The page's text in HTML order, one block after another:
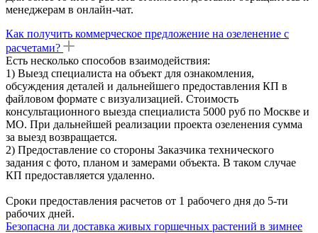
менеджерам в онлайн-чат.
Как получить коммерческое предложение на озеленение с
расчетами?
Есть несколько способов взаимодействия:
1) Выезд специалиста на объект для ознакомления,
обсуждения деталей и дальнейшего предоставления КП в
файловом формате с визуализацией. Стоимость
консультационного выезда специалиста 5000 руб по Москве и
МО. При дальнейшей реализации проекта озеленения сумма
за выезд возвращается.
2) Предоставление со стороны Заказчика технического
задания с фото, планом и замерами объекта. В таком случае
КП предоставляется удаленно.
Сроки предоставления расчетов от 1 рабочего дня до 5-ти
рабочих дней.
Безопасна ли доставка живых горшечных растений в зимнее